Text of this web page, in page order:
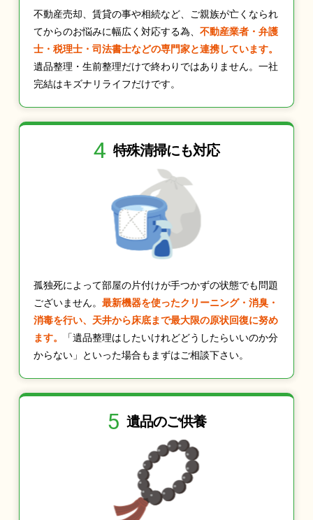
不動産売却、賃貸の事や相続など、ご親族が亡くなられ
てからのお悩みに幅広く対応する為、 不動産業者・弁護
士・税理士・司法書士などの専門家と連携しています。
遺品整理・生前整理だけで終わりではありません。一社
完結はキズナリライフだけです。
4 特殊清掃にも対応
孤独死によって部屋の片付けが手つかずの状態でも問題
ございません。 最新機器を使ったクリーニング・消臭・
消毒を行い、天井から床底まで最大限の原状回復に努め
ます。
「遺品整理はしたいけれどどうしたらいいのか分
からない」といった場合もまずはご相談下さい。
5 遺品のご供養